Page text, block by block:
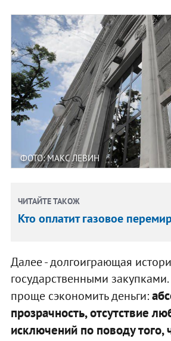
ФОТО: МАКС ЛЕВИН
ЧИТАЙТЕ ТАКОЖ
Кто оплатит газовое
Далее - долгоиграющая
государственными
проще сэкономить деньги:
прозрачность, отсутствие
исключений по поводу того,